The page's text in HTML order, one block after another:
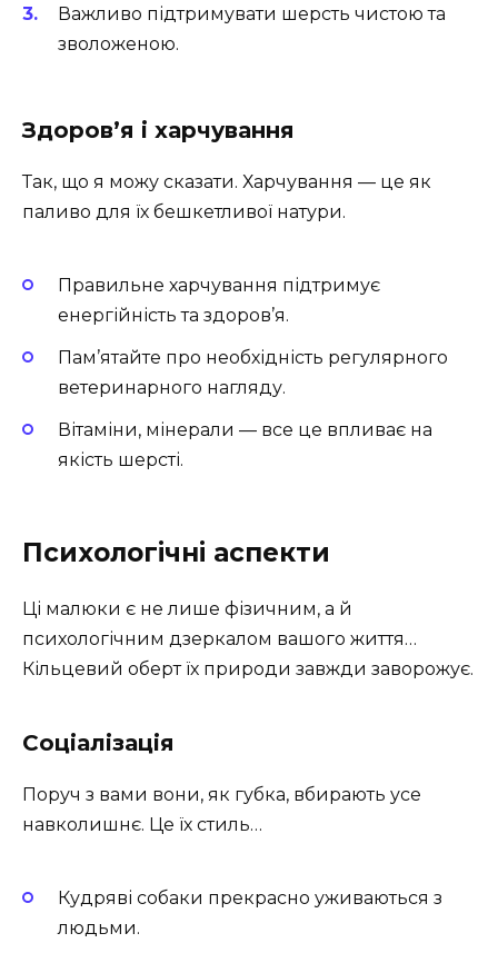
Важливо підтримувати шерсть чистою та
зволоженою.
Здоров’я і харчування
Так, що я можу сказати. Харчування — це як
паливо для їх бешкетливої натури.
Правильне харчування підтримує
енергійність та здоров’я.
Пам’ятайте про необхідність регулярного
ветеринарного нагляду.
Вітаміни, мінерали — все це впливає на
якість шерсті.
Психологічні аспекти
Ці малюки є не лише фізичним, а й
психологічним дзеркалом вашого життя…
Кільцевий оберт їх природи завжди заворожує.
Соціалізація
Поруч з вами вони, як губка, вбирають усе
навколишнє. Це їх стиль…
Кудряві собаки прекрасно уживаються з
людьми.